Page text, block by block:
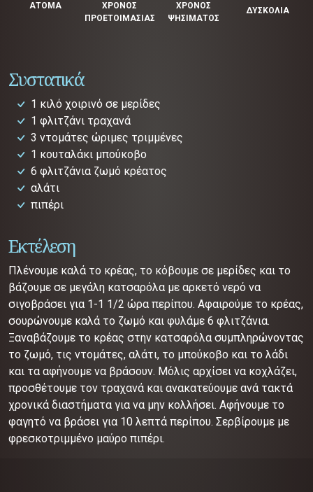
ΑΤΟΜΑ
ΧΡΟΝΟΣ
ΠΡΟΕΤΟΙΜΑΣΙΑΣ
ΧΡΟΝΟΣ
ΨΗΣΙΜΑΤΟΣ
ΔΥΣΚΟΛΙΑ
Συστατικά
1 κιλό χοιρινό σε μερίδες
1 φλιτζάνι τραχανά
3 ντομάτες ώριμες τριμμένες
1 κουταλάκι μπούκοβο
6 φλιτζάνια ζωμό κρέατος
αλάτι
πιπέρι
Εκτέλεση
Πλένουμε καλά το κρέας, το κόβουμε σε μερίδες και το
βάζουμε σε μεγάλη κατσαρόλα με αρκετό νερό να
σιγοβράσει για 1-1 1/2 ώρα περίπου. Αφαιρούμε το κρέας,
σουρώνουμε καλά το ζωμό και φυλάμε 6 φλιτζάνια.
Ξαναβάζουμε το κρέας στην κατσαρόλα συμπληρώνοντας
το ζωμό, τις ντομάτες, αλάτι, το μπούκοβο και το λάδι
και τα αφήνουμε να βράσουν. Μόλις αρχίσει να κοχλάζει,
προσθέτουμε τον τραχανά και ανακατεύουμε ανά τακτά
χρονικά διαστήματα για να μην κολλήσει. Αφήνουμε το
φαγητό να βράσει για 10 λεπτά περίπου. Σερβίρουμε με
φρεσκοτριμμένο μαύρο πιπέρι.